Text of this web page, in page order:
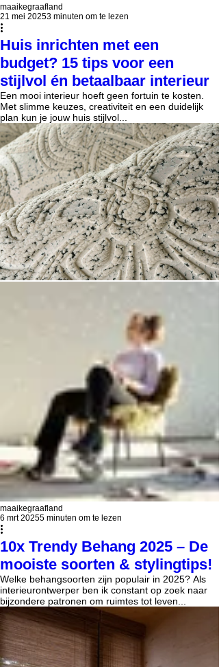
maaikegraafland
21 mei 20253 minuten om te lezen
Huis inrichten met een
budget? 15 tips voor een
stijlvol én betaalbaar interieur
Een mooi interieur hoeft geen fortuin te kosten.
Met slimme keuzes, creativiteit en een duidelijk
plan kun je jouw huis stijlvol...
maaikegraafland
6 mrt 20255 minuten om te lezen
10x Trendy Behang 2025 – De
mooiste soorten & stylingtips!
Welke behangsoorten zijn populair in 2025? Als
interieurontwerper ben ik constant op zoek naar
bijzondere patronen om ruimtes tot leven...